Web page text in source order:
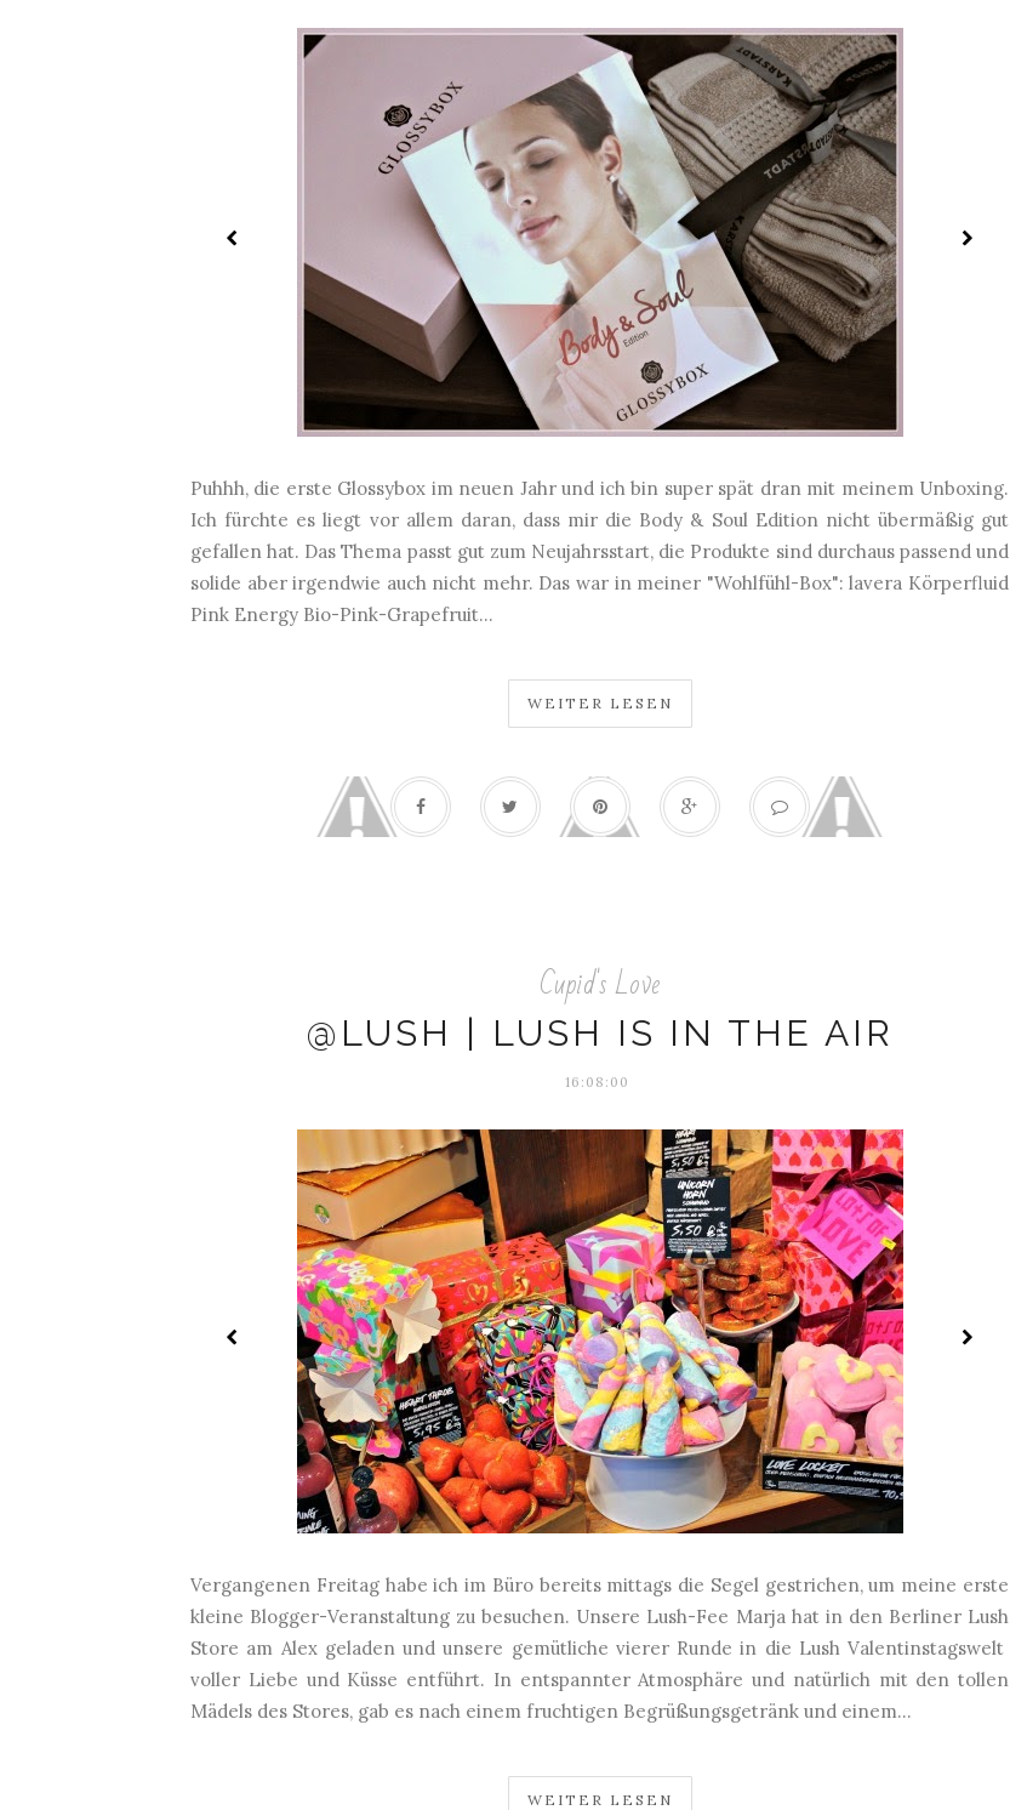
Puhhh, die erste Glossybox im neuen Jahr und ich bin super spät dran mit meinem Unboxing.
Ich fürchte es liegt vor allem daran, dass mir die Body & Soul Edition nicht übermäßig gut
gefallen hat. Das Thema passt gut zum Neujahrsstart, die Produkte sind durchaus passend und
solide aber irgendwie auch nicht mehr. Das war in meiner "Wohlfühl-Box": lavera Körperfluid
Pink Energy Bio-Pink-Grapefruit...
WEITER LESEN
Cupid's Love
@LUSH | LUSH IS IN THE AIR
16:08:00
Vergangenen Freitag habe ich im Büro bereits mittags die Segel gestrichen, um meine erste
kleine Blogger-Veranstaltung zu besuchen. Unsere Lush-Fee Marja hat in den Berliner Lush
Store am Alex geladen und unsere gemütliche vierer Runde in die Lush Valentinstagswelt
voller Liebe und Küsse entführt. In entspannter Atmosphäre und natürlich mit den tollen
Mädels des Stores, gab es nach einem fruchtigen Begrüßungsgetränk und einem...
WEITER LESEN